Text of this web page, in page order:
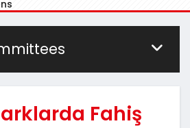
Fahiş